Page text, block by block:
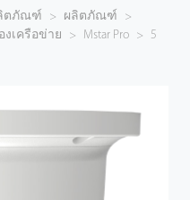
ตภัณฑ์ > ผลิตภัณฑ์
>
งเครือข่าย > Mstar Pro >
5